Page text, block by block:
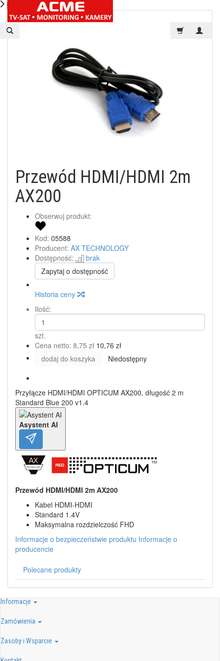
Przewód HDMI/HDMI 2m
AX200
Obserwuj produkt:
Kod: 05588
Producent: AX TECHNOLOGY
Dostępność:
brak
Zapytaj o dostępność
Historia ceny
Ilość:
szt.
Cena netto: 8,75 zł 10,76 zł
dodaj do koszyka
Niedostępny
Przyłącze HDMI/HDMI OPTICUM AX200, długość 2 m
Standard Blue 200 v1.4
Asystent AI
Przewód HDMI/HDMI 2m AX200
Kabel HDMI-HDMI
Standard 1.4V
Maksymalna rozdzielczość FHD
Informacje o bezpieczeństwie produktu Informacje o
producencie
Polecane produkty
Informacje
Zamówienia
Zasoby i Wsparcie